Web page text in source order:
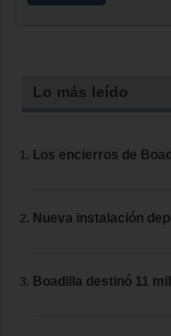
Lo más leído
Los encierros de
Nueva instalación
Boadilla destinó 11